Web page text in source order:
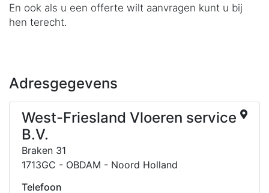
En ook als u een offerte wilt aanvragen kunt u bij
hen terecht.
Adresgegevens
West-Friesland Vloeren service
B.V.
Braken 31
1713GC - OBDAM - Noord Holland
Telefoon